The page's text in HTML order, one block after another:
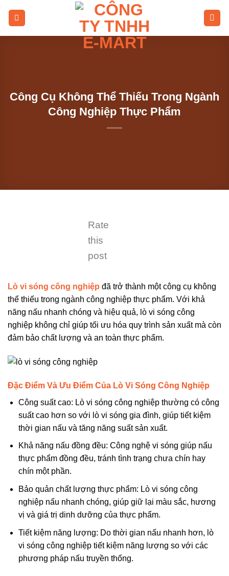
Công Cụ Không Thể Thiếu Trong Ngành
Công Nghiệp Thực Phẩm
Rate
this
post
Lò vi sóng công nghiệp đã trở thành một công cụ không
thể thiếu trong ngành công nghiệp thực phẩm. Với khả
năng nấu nhanh chóng và hiệu quả, lò vi sóng công
nghiệp không chỉ giúp tối ưu hóa quy trình sản xuất mà còn
đảm bảo chất lượng và an toàn thực phẩm.
Đặc Điểm Và Ưu Điểm Của Lò Vi Sóng Công Nghiệp
Công suất cao: Lò vi sóng công nghiệp thường có công
suất cao hơn so với lò vi sóng gia đình, giúp tiết kiệm
thời gian nấu và tăng năng suất sản xuất.
Khả năng nấu đồng đều: Công nghệ vi sóng giúp nấu
thực phẩm đồng đều, tránh tình trạng chưa chín hay
chín một phần.
Bảo quản chất lượng thực phẩm: Lò vi sóng công
nghiệp nấu nhanh chóng, giúp giữ lại màu sắc, hương
vị và giá trị dinh dưỡng của thực phẩm.
Tiết kiệm năng lượng: Do thời gian nấu nhanh hơn, lò
vi sóng công nghiệp tiết kiệm năng lượng so với các
phương pháp nấu truyền thống.